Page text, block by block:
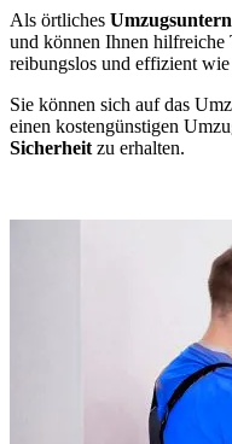
Als örtliches
und können Ihnen hilfreiche
reibungslos und effizient
Sie können sich auf das
einen kostengünstigen
Sicherheit zu erhalten.